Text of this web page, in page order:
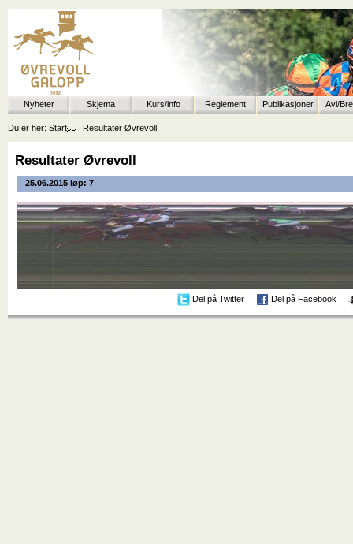
Nyheter Skjema Kurs/info Reglement Publikasjoner Avl/
Du er her: Start Resultater Øvrevoll
Resultater Øvrevoll
25.06.2015 løp: 7
Del på Twitter Del på Facebook